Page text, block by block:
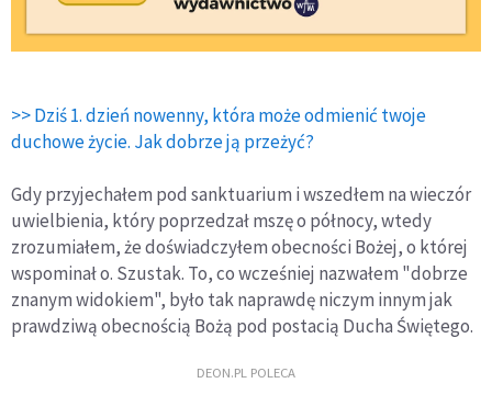
>> Dziś 1. dzień nowenny, która może odmienić twoje
duchowe życie. Jak dobrze ją przeżyć?
Gdy przyjechałem pod sanktuarium i wszedłem na wieczór
uwielbienia, który poprzedzał mszę o północy, wtedy
zrozumiałem, że doświadczyłem obecności Bożej, o której
wspominał o. Szustak. To, co wcześniej nazwałem "dobrze
znanym widokiem", było tak naprawdę niczym innym jak
prawdziwą obecnością Bożą pod postacią Ducha Świętego.
DEON.PL POLECA